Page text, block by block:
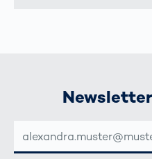
MAIL-
ADRESSE